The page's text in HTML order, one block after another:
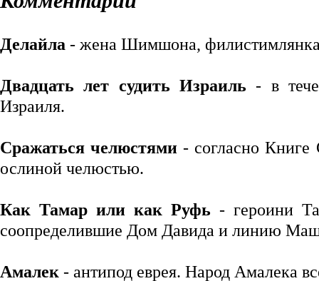
Делайла - жена Шимшона,
Двадцать лет судить Израиль - в
Израиля.
Сражаться челюстями - согласно
ослиной челюстью.
Как Тамар или как Руфь - героини
соопределившие Дом Давида и линию
Амалек - антипод еврея. Народ Амалека